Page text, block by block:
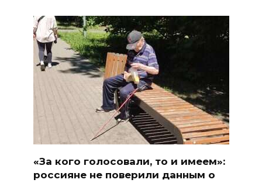
«За кого голосовали, то и имеем»:
россияне не поверили данным о